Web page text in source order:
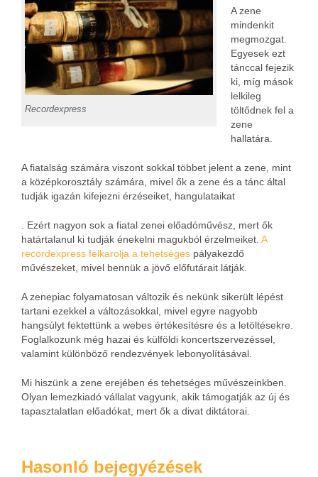
Recordexpress
A zene
mindenkit
megmozgat.
Egyesek ezt
tánccal fejezik
ki, míg mások
lelkileg
töltődnek fel a
zene
hallatára.
A fiatalság számára viszont sokkal többet jelent a zene, mint
a középkorosztály számára, mivel ők a zene és a tánc által
tudják igazán kifejezni érzéseiket, hangulataikat
. Ezért nagyon sok a fiatal zenei előadóművész, mert ők
határtalanul ki tudják énekelni magukból érzelmeiket. A
recordexpress felkarolja a tehetséges pályakezdő
művészeket, mivel bennük a jövő előfutárait látják.
A zenepiac folyamatosan változik és nekünk sikerült lépést
tartani ezekkel a változásokkal, mivel egyre nagyobb
hangsúlyt fektettünk a webes értékesítésre és a letöltésekre.
Foglalkozunk még hazai és külföldi koncertszervezéssel,
valamint különböző rendezvények lebonyolításával.
Mi hiszünk a zene erejében és tehetséges művészeinkben.
Olyan lemezkiadó vállalat vagyunk, akik támogatják az új és
tapasztalatlan előadókat, mert ők a divat diktátorai.
Hasonló bejegyézések